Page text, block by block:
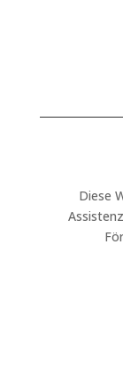
Diese